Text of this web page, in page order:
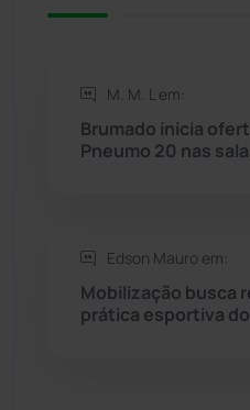
Riacho de Santana
Rio de Contas
Rio do Antônio
Saúde
Seabra
M. M. L em:
Brumado inicia
Pneumo 20 nas
Edson Mauro em:
Mobilização busca
prática esportiva